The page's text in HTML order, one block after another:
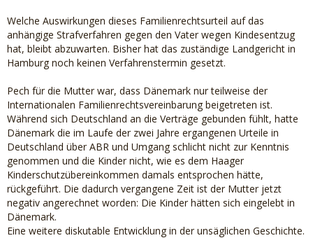
Welche Auswirkungen dieses Familienrechtsurteil auf das
anhängige Strafverfahren gegen den Vater wegen Kindesentzug
hat, bleibt abzuwarten. Bisher hat das zuständige Landgericht in
Hamburg noch keinen Verfahrenstermin gesetzt.
Pech für die Mutter war, dass Dänemark nur teilweise der
Internationalen Familienrechtsvereinbarung beigetreten ist.
Während sich Deutschland an die Verträge gebunden fühlt, hatte
Dänemark die im Laufe der zwei Jahre ergangenen Urteile in
Deutschland über ABR und Umgang schlicht nicht zur Kenntnis
genommen und die Kinder nicht, wie es dem Haager
Kinderschutzübereinkommen damals entsprochen hätte,
rückgeführt. Die dadurch vergangene Zeit ist der Mutter jetzt
negativ angerechnet worden: Die Kinder hätten sich eingelebt in
Dänemark.
Eine weitere diskutable Entwicklung in der unsäglichen Geschichte.